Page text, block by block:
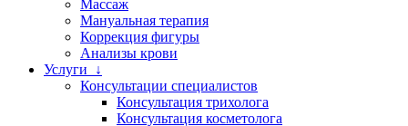
Массаж
Мануальная терапия
Коррекция фигуры
Анализы крови
Услуги ↓
Консультации специалистов
Консультация трихолога
Консультация косметолога